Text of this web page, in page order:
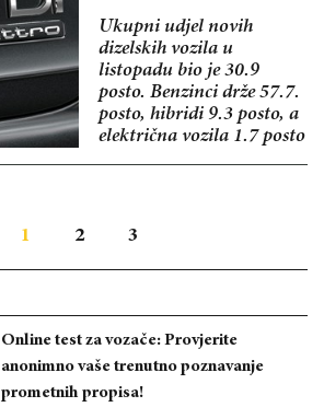
Ukupni udjel novih
dizelskih vozila u
listopadu bio je 30.9
posto. Benzinci drže 57.7.
posto, hibridi 9.3 posto, a
električna vozila 1.7 posto
1 2 3
Online test za vozače: Provjerite
anonimno vaše trenutno poznavanje
prometnih propisa!